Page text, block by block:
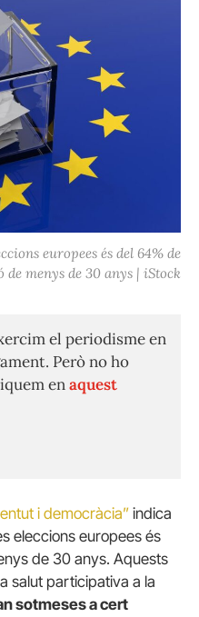
europees és del 64% de
de menys de 30 anys | iStock
el periodisme en
Però no ho
enaquest
i democràcia” indica
eleccions europees és
de 30 anys. Aquests
salut participativa a la
sotmeses a cert